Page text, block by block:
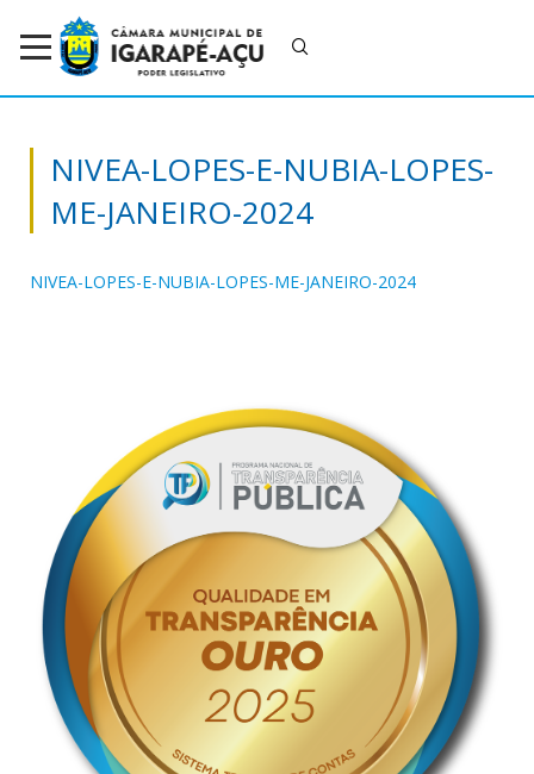
NIVEA-LOPES-E-NUBIA-LOPES-
ME-JANEIRO-2024
NIVEA-LOPES-E-NUBIA-LOPES-ME-JANEIRO-2024